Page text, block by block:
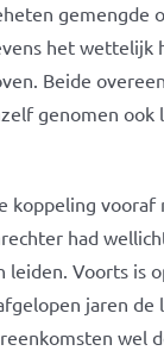
gemengde
het wettelijk
Beide
genomen ook
koppeling
had
leiden. Voorts is
jaren de
wel